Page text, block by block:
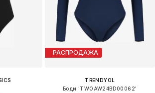
РАСПРОДАЖА
TRENDYOL
Боди 'TWOAW24BD00062'